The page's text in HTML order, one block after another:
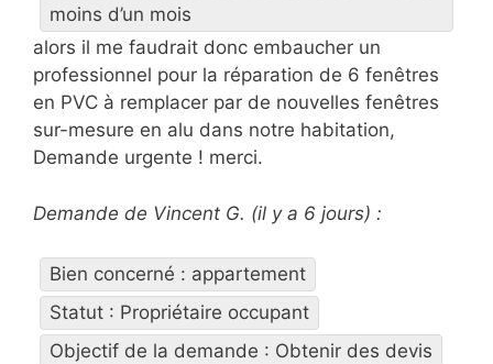
moins d’un mois
alors il me faudrait donc embaucher un
professionnel pour la réparation de 6 fenêtres
en PVC à remplacer par de nouvelles fenêtres
sur-mesure en alu dans notre habitation,
Demande urgente ! merci.
Demande de Vincent G. (il y a 6 jours) :
Bien concerné : appartement
Statut : Propriétaire occupant
Objectif de la demande : Obtenir des devis